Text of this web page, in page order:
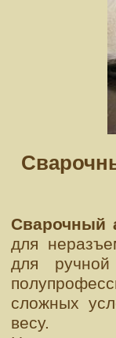
Сварочный
для
для
сложных
весу.